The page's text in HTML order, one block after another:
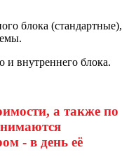
блока (стандартные),
и внутреннего блока.
а также по
- в день её